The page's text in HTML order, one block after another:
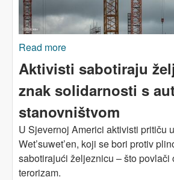
Read more
gradnju
Aktivisti sabotiraju
znak solidarnosti s
stanovništvom
U Sjevernoj Americi aktivisti pritiču
Wet’suwet’en, koji se bori protiv
sabotirajući željeznicu – što povlači
terorizam.